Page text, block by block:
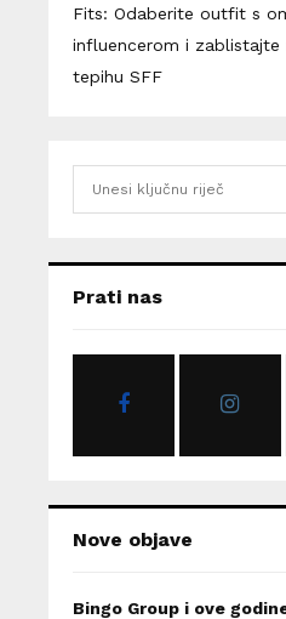
Fits: Odaberite outfit s
influencerom i zablistajte
tepihu SFF
h
o
Prati nas
Nove objave
Bingo Group i ove